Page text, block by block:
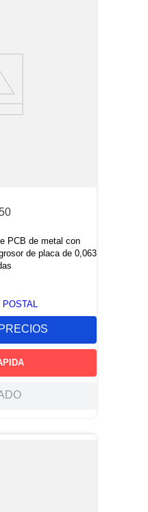
PCB de metal con
de placa de 0,063
POSTAL